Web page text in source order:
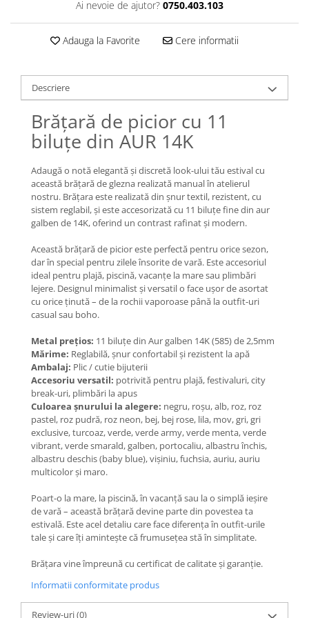
Lănțișoare cu Semilună
Lănțișoare cu Zodii
Lănțișoare cu Animale
Lănțișoare cu Pietre Naturale
Lănțișoare Argint Diverse
COLIERE CU PERLE
Coliere cu Perle Naturale
Coliere cu Perle Preciosa
COLIERE ȘNUR REGLABIL
Coliere cu Inimioare
Coliere cu Cruce
Coliere cu Stea
Coliere cu Soare
Coliere cu Semilună
Coliere cu Zodii
Coliere cu Flori
Coliere cu Animale
Coliere Diverse
BRĂȚĂRI
BRĂȚĂRI CU ȘNUR REGLABIL
Brățări din Aur cu șnur reglabil
Brățări din Argint cu șnur reglabil
BRĂȚĂRI CU PIETRE SEMIPREȚIOASE
Brățări din Aur cu pietre
semiprețioase
Brățări din Argint cu pietre
semiprețioase
Brățări elastice cu pietre
semiprețioase
BRĂȚĂRI DE PICIOR
Brățări de picior din Aur
COLIERE
Ai nevoie de ajutor? 0750.403.103
Adauga la Favorite Cere informatii
Descriere
Brățară de picior cu 11
biluțe din AUR 14K
Adaugă o notă elegantă și discretă look-ului tău estival cu
această brățară de glezna realizată manual în atelierul
nostru. Brățara este realizată din șnur textil, rezistent, cu
sistem reglabil, și este accesorizată cu 11 biluțe fine din aur
galben de 14K, oferind un contrast rafinat și modern.
Această brățară de picior este perfectă pentru orice sezon,
dar în special pentru zilele însorite de vară. Este accesoriul
ideal pentru plajă, piscină, vacanțe la mare sau plimbări
lejere. Designul minimalist și versatil o face ușor de asortat
cu orice ținută – de la rochii vaporoase până la outfit-uri
casual sau boho.
Metal prețios: 11 biluțe din Aur galben 14K (585) de 2,5mm
Mărime: Reglabilă, șnur confortabil și rezistent la apă
Ambalaj: Plic / cutie bijuterii
Accesoriu versatil: potrivită pentru plajă, festivaluri, city
break-uri, plimbări la apus
Culoarea șnurului la alegere: negru, roșu, alb, roz, roz
pastel, roz pudră, roz neon, bej, bej rose, lila, mov, gri, gri
exclusive, turcoaz, verde, verde army, verde menta, verde
vibrant, verde smarald, galben, portocaliu, albastru închis,
albastru deschis (baby blue), vișiniu, fuchsia, auriu, auriu
multicolor și maro.
Poart-o la mare, la piscină, în vacanță sau la o simplă ieșire
de vară – această brățară devine parte din povestea ta
estivală. Este acel detaliu care face diferența în outfit-urile
tale și care îți amintește că frumusețea stă în simplitate.
Brățara vine împreună cu certificat de calitate și garanție.
Informatii conformitate produs
Review-uri(0)